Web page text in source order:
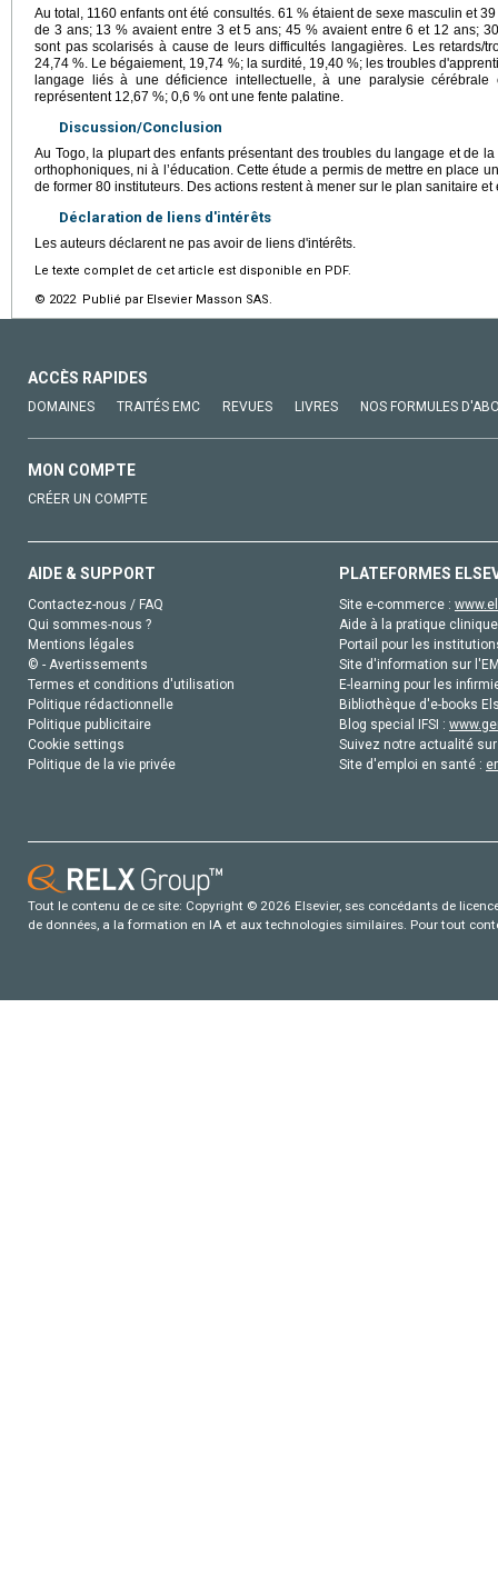
Au total, 1160 enfants ont été consultés. 61 % étaient de sexe masculin et
de 3 ans; 13 % avaient entre 3 et 5 ans; 45 % avaient entre 6 et 12 ans;
sont pas scolarisés à cause de leurs difficultés langagières. Les retards/
24,74 %. Le bégaiement, 19,74 %; la surdité, 19,40 %; les troubles
langage liés à une déficience intellectuelle, à une paralysie
représentent 12,67 %; 0,6 % ont une fente palatine.
Discussion/Conclusion
Au Togo, la plupart des enfants présentant des troubles du langage et de
orthophoniques, ni à l’éducation. Cette étude a permis de mettre en place
de former 80 instituteurs. Des actions restent à mener sur le plan sanitaire
Déclaration de liens d'intérêts
Les auteurs déclarent ne pas avoir de liens d'intérêts.
Le texte complet de cet article est disponible en PDF.
© 2022 Publié par Elsevier Masson SAS.
ACCÈS RAPIDES
DOMAINES TRAITÉS EMC REVUES LIVRES NOS FORMULES
MON COMPTE
CRÉER UN COMPTE
AIDE & SUPPORT
Contactez-nous / FAQ
Qui sommes-nous ?
Mentions légales
© - Avertissements
Termes et conditions d'utilisation
Politique rédactionnelle
Politique publicitaire
Cookie settings
Politique de la vie privée
PLATEFORMES
Site e-commerce :
Aide à la pratique
Portail pour les
Site d'information sur
E-learning pour les
Bibliothèque d'e-books
Blog special IFSI :
Suivez notre actualité
Site d'emploi en santé :
Tout le contenu de ce site: Copyright © 2026 Elsevier, ses concédants de
de données, a la formation en IA et aux technologies similaires. Pour tout